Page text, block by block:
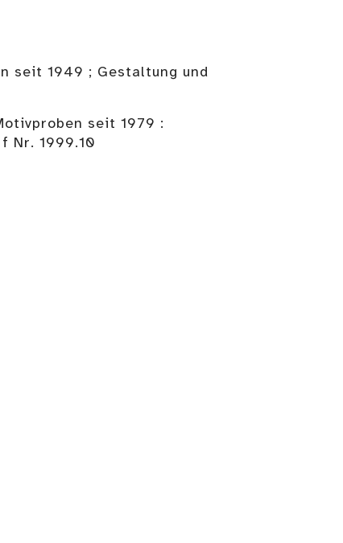
seit 1949 ; Gestaltung und
seit 1979 :
Nr. 1999.10